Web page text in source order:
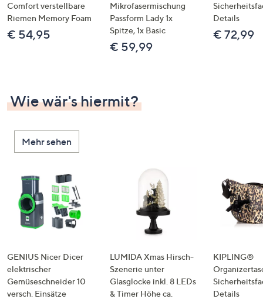
rechts,
um
diese
Comfort verstellbare
Riemen Memory Foam
€ 54,95
Mikrofasermischung
Passform Lady 1x
Spitze, 1x Basic
€ 59,99
Details
€ 72,99
Wie wär's hiermit?
Mehr sehen
GENIUS Nicer Dicer
elektrischer
Gemüseschneider 10
versch. Einsätze
LUMIDA Xmas Hirsch-
Szenerie unter
Glasglocke inkl. 8 LEDs
& Timer Höhe ca.
KIPLING®
Details